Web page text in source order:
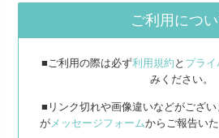
ご利用につ
■ご利用の際は必ず利用規約 と プラ
みください。
■リンク切れや画像違いなどがござ
がメッセージフォームからご報告い